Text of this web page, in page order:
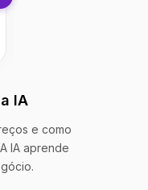
IA
e como
IA aprende